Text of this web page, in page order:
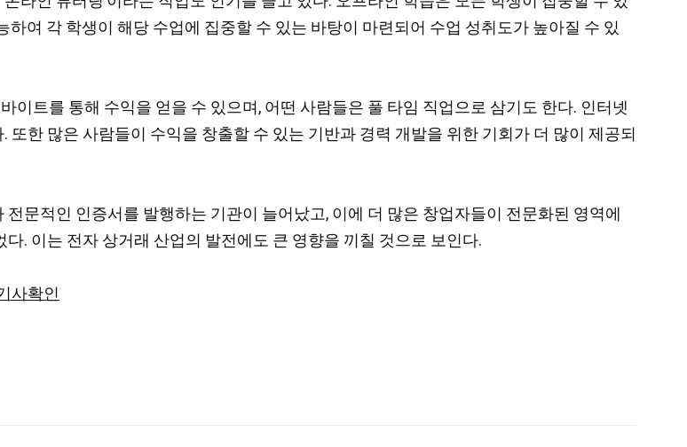
여 각 학생이 해당 수업에 집중할 수 있는 바탕이 마련되어 수업 성취도가 높아질 수 있
트를 통해 수익을 얻을 수 있으며, 어떤 사람들은 풀 타임 직업으로 삼기도 한다. 인터넷
한 많은 사람들이 수익을 창출할 수 있는 기반과 경력 개발을 위한 기회가 더 많이 제공되
문적인 인증서를 발행하는 기관이 늘어났고, 이에 더 많은 창업자들이 전문화된 영역에
. 이는 전자 상거래 산업의 발전에도 큰 영향을 끼칠 것으로 보인다.
사확인